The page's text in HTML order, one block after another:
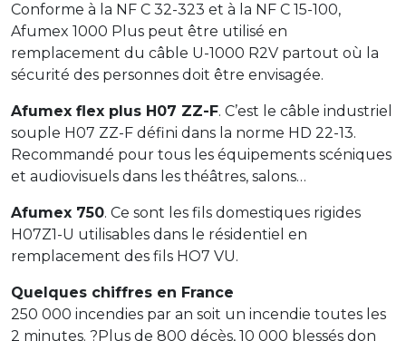
Conforme à la NF C 32-323 et à la NF C 15-100,
Afumex 1000 Plus peut être utilisé en
remplacement du câble U-1000 R2V partout où la
sécurité des personnes doit être envisagée.
Afumex flex plus H07 ZZ-F. C’est le câble industriel
souple H07 ZZ-F défini dans la norme HD 22-13.
Recommandé pour tous les équipements scéniques
et audiovisuels dans les théâtres, salons…
Afumex 750. Ce sont les fils domestiques rigides
H07Z1-U utilisables dans le résidentiel en
remplacement des fils HO7 VU.
Quelques chiffres en France
250 000 incendies par an soit un incendie toutes les
2 minutes. ?Plus de 800 décès, 10 000 blessés don